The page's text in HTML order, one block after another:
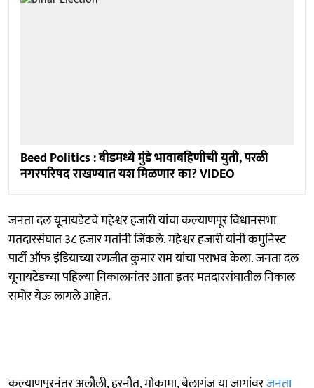
Beed Politics : बीडमध्ये मुंडे भावाबहिणीची युती, परळी
नगरपरिषद राखण्यात यश मिळणार का? VIDEO
जनता दल यूनायडेटचे महेश्वर हजारी यांचा कल्याणपूर विधानसभा
मतदारसंघात ३८ हजार मतांनी जिंकले. महेश्वर हजारी यांनी कमुनिस्ट
पार्टी ऑफ इंडियाच्या रणजीत कुमार राम यांचा पराभव केला. जनता दल
यूनायटेडच्या पहिल्या निकालानंतर आता इतर मतदारसंघातील निकाल
समोर येऊ लागले आहेत.
कल्याणपूरनंतर अलौली, हरनौत, मोकामा, बेलागंज या जागांवरजनता